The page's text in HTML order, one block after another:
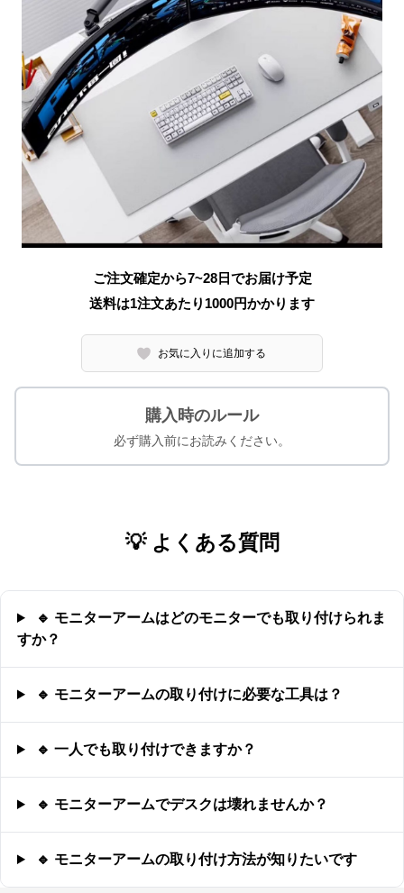
ご注文確定から7~28日でお届け予定
送料は1注文あたり 1000円かかります
お気に入りに追加する
購入時のルール
必ず購入前にお読みください。
💡 よくある質問
🔹 モニターアームはどのモニターでも取り付けられま
すか？
🔹 モニターアームの取り付けに必要な工具は？
🔹 一人でも取り付けできますか？
🔹 モニターアームでデスクは壊れませんか？
🔹 モニターアームの取り付け方法が知りたいです